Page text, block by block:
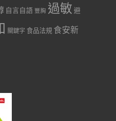
自言自語 豐胸 過敏 避
關鍵字 食品法規 食安新